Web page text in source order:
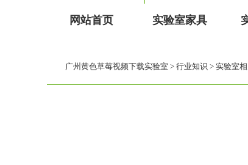
网站首页 实验室家具
广州黄色草莓视频下载实验室 > 行业知识 > 实验室